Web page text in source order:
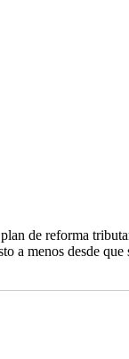
de reforma
a menos desde